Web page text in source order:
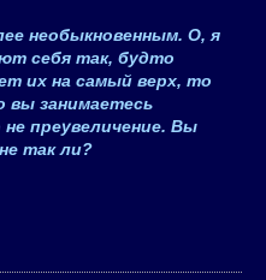
необыкновенным. О, я
себя так, будто
их на самый верх, то
вы занимаетесь
преувеличение. Вы
так ли?